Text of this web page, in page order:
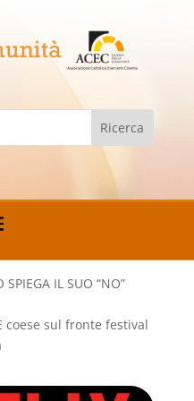
SPIEGA IL SUO “NO”
coese sul fronte festival